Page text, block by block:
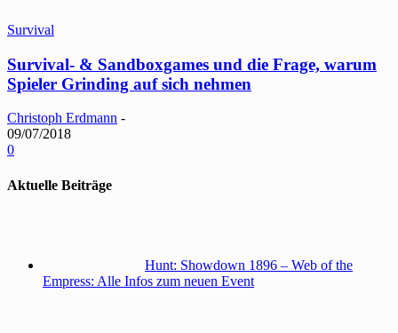
Survival
Survival- & Sandboxgames und die Frage, warum
Spieler Grinding auf sich nehmen
Christoph Erdmann -
09/07/2018
0
Aktuelle Beiträge
Hunt: Showdown 1896 – Web of the
Empress: Alle Infos zum neuen Event